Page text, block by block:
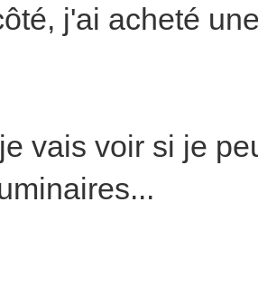
j'ai acheté
vais voir si je